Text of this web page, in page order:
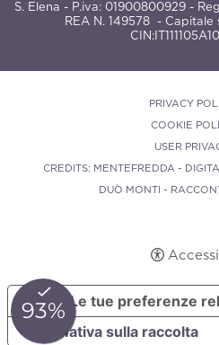
S. Elena - P.iva: 01900800929 -
REA N. 149578 - Capitale
CIN:
PRIVACY
COOKIE
USER
CREDITS: MENTEFREDDA -
DUÒ MONTI -
Informativa sulla raccolta
Le tue preferenze